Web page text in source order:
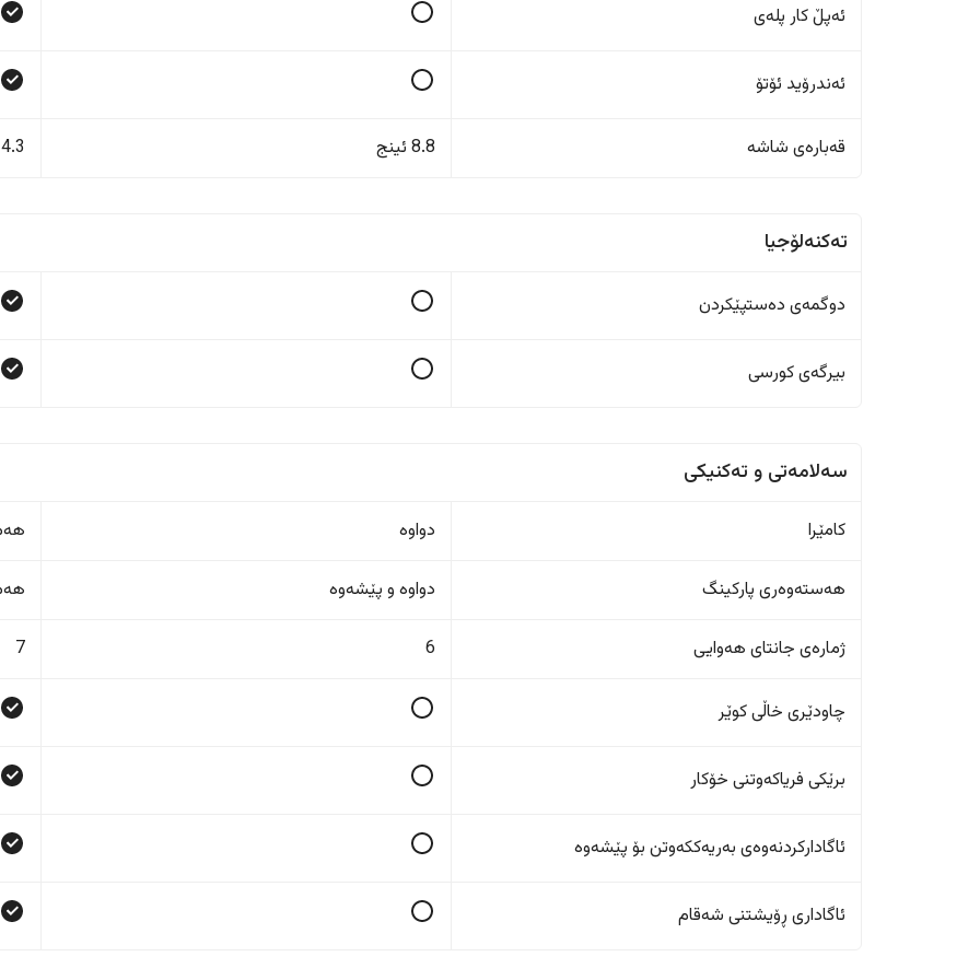
ئەپڵ کار پلەی
ئەندرۆید ئۆتۆ
قەبارەی شاشە 8.8 ئینج 14.3
تەکنەلۆجیا
دوگمەی دەستپێکردن
بیرگەی کورسی
سەلامەتی و تەکنیکی
کامێرا دواوە
هەستەوەری پارکینگ دواوە و پێشەوە
ژمارەی جانتای هەوایی 6
7
چاودێری خاڵی کوێر
برێکی فریاکەوتنی خۆکار
ئاگادارکردنەوەی بەریەککەوتن بۆ پێشەوە
ئاگاداری ڕۆیشتنی شەقام